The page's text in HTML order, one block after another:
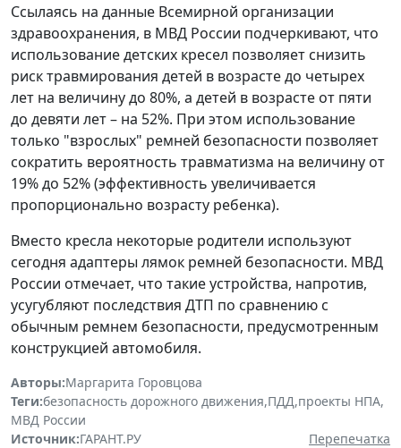
Ссылаясь на данные Всемирной организации
здравоохранения, в МВД России подчеркивают, что
использование детских кресел позволяет снизить
риск травмирования детей в возрасте до четырех
лет на величину до 80%, а детей в возрасте от пяти
до девяти лет – на 52%. При этом использование
только "взрослых" ремней безопасности позволяет
сократить вероятность травматизма на величину от
19% до 52% (эффективность увеличивается
пропорционально возрасту ребенка).
Вместо кресла некоторые родители используют
сегодня адаптеры лямок ремней безопасности. МВД
России отмечает, что такие устройства, напротив,
усугубляют последствия ДТП по сравнению с
обычным ремнем безопасности, предусмотренным
конструкцией автомобиля.
Авторы:Маргарита Горовцова
Теги:безопасность дорожного движения,ПДД,проекты НПА,
МВД России
Источник:ГАРАНТ.РУ
Перепечатка